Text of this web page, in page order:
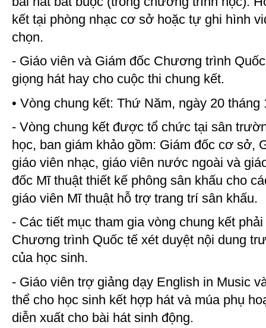
kết tại phòng nhạc cơ sở hoặc tự ghi hình
chọn.
- Giáo viên và Giám đốc Chương trình
giọng hát hay cho cuộc thi chung kết.
• Vòng chung kết: Thứ Năm, ngày 20 tháng
- Vòng chung kết được tổ chức tại sân
học, ban giám khảo gồm: Giám đốc cơ sở,
giáo viên nhạc, giáo viên nước ngoài và
đốc Mĩ thuật thiết kế phông sân khấu cho
giáo viên Mĩ thuật hỗ trợ trang trí sân khấu.
- Các tiết mục tham gia vòng chung kết
Chương trình Quốc tế xét duyệt nội dung
của học sinh.
- Giáo viên trợ giảng dạy English in Music
thể cho học sinh kết hợp hát và múa phụ
diễn xuất cho bài hát sinh động.